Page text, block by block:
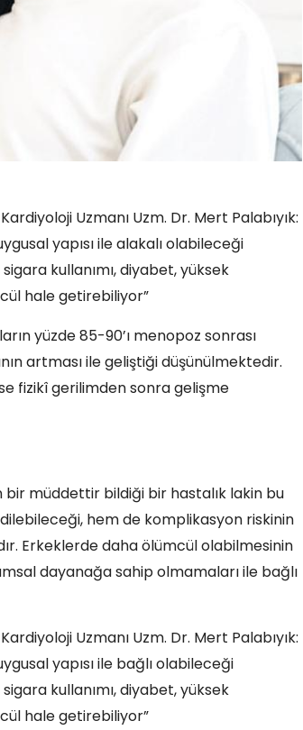
Uzmanı Uzm. Dr. Mert Palabıyık:
yapısı ile alakalı olabileceği
kullanımı, diyabet, yüksek
hale getirebiliyor”
yüzde 85-90’ı menopoz sonrası
artması ile geliştiği düşünülmektedir.
fizikî gerilimden sonra gelişme
bir müddettir bildiği bir hastalık lakin bu
hem de komplikasyon riskinin
Erkeklerde daha ölümcül olabilmesinin
dayanağa sahip olmamaları ile bağlı
Uzmanı Uzm. Dr. Mert Palabıyık:
yapısı ile bağlı olabileceği
kullanımı, diyabet, yüksek
hale getirebiliyor”